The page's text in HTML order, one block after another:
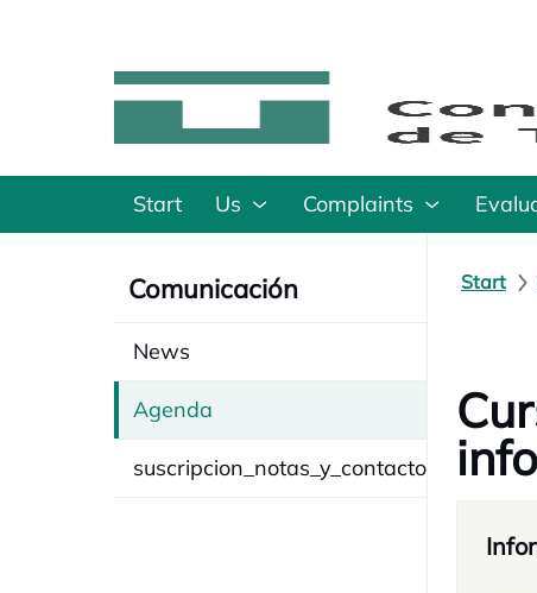
Start Us Complaints
Comunicación
News
Agenda
suscripcion_notas_y_contacto
Start